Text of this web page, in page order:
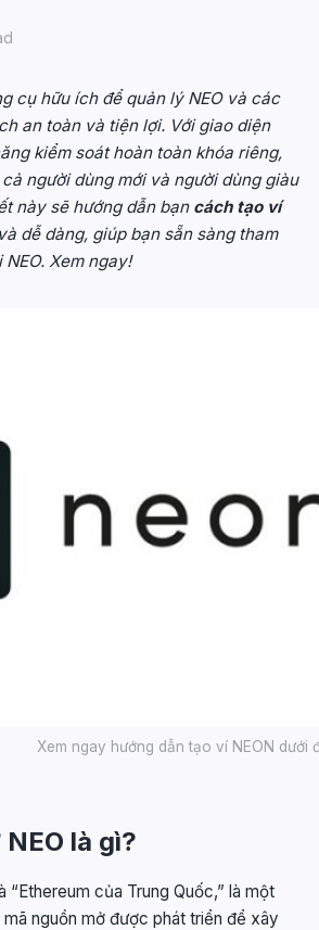
cụ hữu ích để quản lý NEO và các
an toàn và tiện lợi. Với giao diện
kiểm soát hoàn toàn khóa riêng,
người dùng mới và người dùng giàu
này sẽ hướng dẫn bạn cách tạo ví
dễ dàng, giúp bạn sẵn sàng tham
Xem ngay!
Xem ngay hướng dẫn tạo ví NEON dưới
là gì?
“Ethereum của Trung Quốc,” là một
nguồn mở được phát triển để xây